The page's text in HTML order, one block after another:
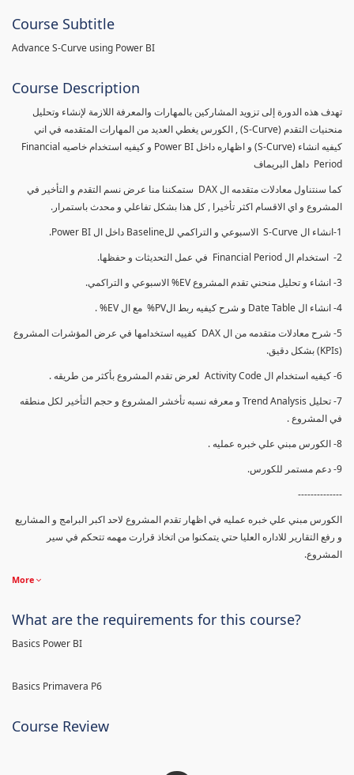
Course Subtitle
Advance S-Curve using Power BI
Course Description
تهدف هذه الدورة إلى تزويد المشاركين بالمهارات والمعرفة اللازمة لإنشاء وتحليل
منحنيات التقدم (S-Curve) , الكورس يغطي العديد من المهارات المتقدمه في اني
كيفيه انشاء (S-Curve) و اظهاره داخل Power BI و كيفيه استخدام خاصيه Financial
Period داهل البريماف
كما سنتناول معادلات متقدمه ال DAX ستمكننا منا عرض نسم التقدم و التأخير في
المشروع و اي الاقسام اكثر تأخيرا , كل هذا بشكل تفاعلي و محدث باستمرار.
1-انشاء ال S-Curve الاسبوعي و التراكمي للBaseline داخل ال Power BI.
2- استخدام ال Financial Period في عمل التحديثات و حفظها.
3- انشاء و تحليل منحني تقدم المشروع EV% الاسبوعي و التراكمي.
4- انشاء ال Date Table و شرح كيفيه ربط الPV% مع ال EV% .
5- شرح معادلات متقدمه من ال DAX كفييه استخدامها في عرض المؤشرات المشروع
(KPIs) بشكل دقيق.
6- كيفيه استخدام ال Activity Code لعرض تقدم المشروع بأكثر من طريقه .
7- تحليل Trend Analysis و معرفه نسبه تأخشر المشروع و حجم التأخير لكل منطقه
في المشروع .
8- الكورس مبني علي خبره عمليه .
9- دعم مستمر للكورس.
--------------
الكورس مبني علي خبره عمليه في اظهار تقدم المشروع لاحد اكبر البرامج و المشاريع
و رفع التقارير للاداره العليا حتي يتمكنوا من اتخاذ قرارت مهمه تتحكم في سير
المشروع.
More
What are the requirements for this course?
Basics Power BI
Basics Primavera P6
Course Review